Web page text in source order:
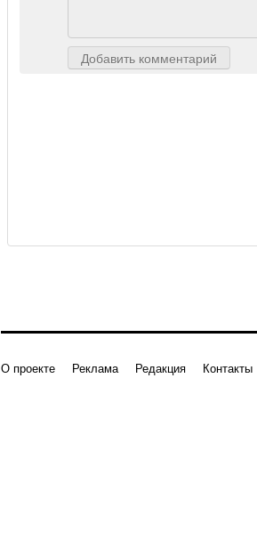
Добавить комментарий
О проекте Реклама Редакция Контакты